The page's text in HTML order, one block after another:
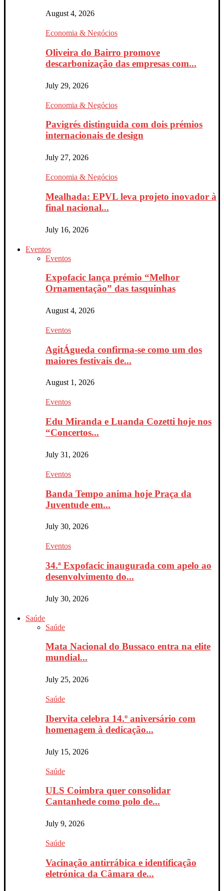
August 4, 2026
Economia & Negócios
Oliveira do Bairro promove
descarbonização das empresas com...
July 29, 2026
Economia & Negócios
Pavigrés distinguida com dois prémios
internacionais de design
July 27, 2026
Economia & Negócios
Mealhada: EPVL leva projeto inovador à
final nacional...
July 16, 2026
Eventos
Eventos
Expofacic lança prémio “Melhor
Ornamentação” das tasquinhas
August 4, 2026
Eventos
AgitÁgueda confirma-se como um dos
maiores festivais de...
August 1, 2026
Eventos
Edu Miranda e Luanda Cozetti hoje nos
“Concertos...
July 31, 2026
Eventos
Banda Tempo anima hoje Praça da
Juventude em...
July 30, 2026
Eventos
34.ª Expofacic inaugurada com apelo ao
desenvolvimento do...
July 30, 2026
Saúde
Saúde
Mata Nacional do Bussaco entra na elite
mundial...
July 25, 2026
Saúde
Ibervita celebra 14.º aniversário com
homenagem à dedicação...
July 15, 2026
Saúde
ULS Coimbra quer consolidar
Cantanhede como polo de...
July 9, 2026
Saúde
Vacinação antirrábica e identificação
eletrónica da Câmara de...